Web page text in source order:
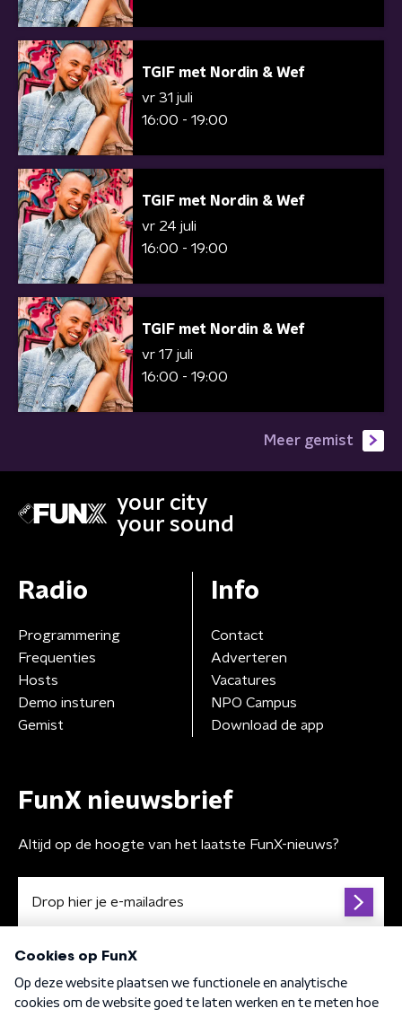
TGIF met Nordin & Wef
vr 31 juli
16:00 - 19:00
TGIF met Nordin & Wef
vr 24 juli
16:00 - 19:00
TGIF met Nordin & Wef
vr 17 juli
16:00 - 19:00
Meer gemist
your city
your sound
Radio
Programmering
Frequenties
Hosts
Demo insturen
Gemist
Info
Contact
Adverteren
Vacatures
NPO Campus
Download de app
FunX nieuwsbrief
Altijd op de hoogte van het laatste FunX-nieuws?